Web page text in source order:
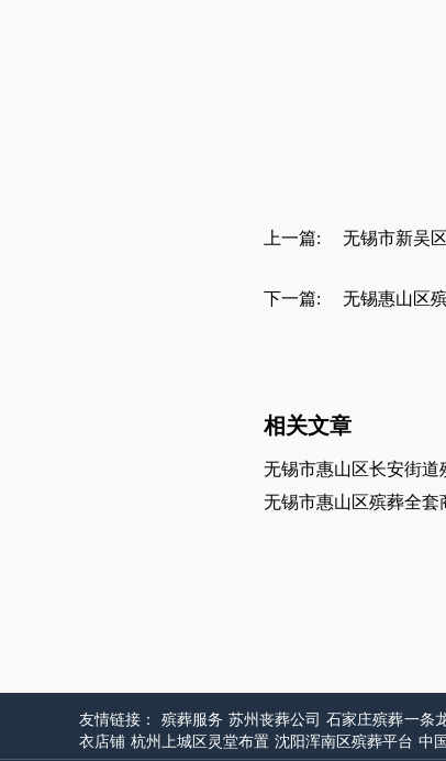
上一篇: 无锡市新吴
下一篇: 无锡惠山区
相关文章
无锡市惠山区长安街
无锡市惠山区殡葬全套
友情链接： 殡葬服务 苏州丧葬公司 石家庄殡葬一条
衣店铺 杭州上城区灵堂布置 沈阳浑南区殡葬平台 中